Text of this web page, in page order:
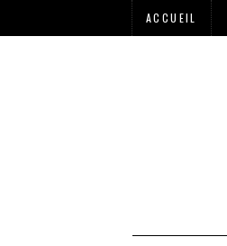
ACCUEIL